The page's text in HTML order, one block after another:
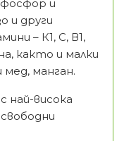
фосфор и
и други
– К1, С, В1,
както и малки
манган.
най-висока